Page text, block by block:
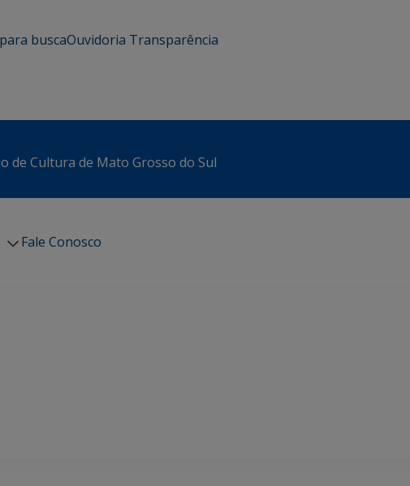
buscaOuvidoria Transparência
de Cultura de Mato Grosso do Sul
Fale Conosco